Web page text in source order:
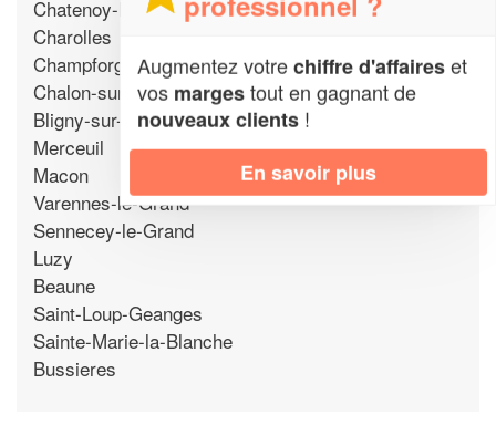
Chatenoy-le-Royal
Charolles
Champforgeuil
Chalon-sur-Saone
Bligny-sur-Ouche
Merceuil
Macon
Varennes-le-Grand
Sennecey-le-Grand
Luzy
Beaune
Saint-Loup-Geanges
Sainte-Marie-la-Blanche
Bussieres
Augmentez votrechiffre d'affaireset
vos margestout en gagnant de
nouveaux clients !
En savoir plus